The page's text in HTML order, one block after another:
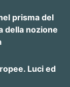
prisma del
della nozione
Luci ed